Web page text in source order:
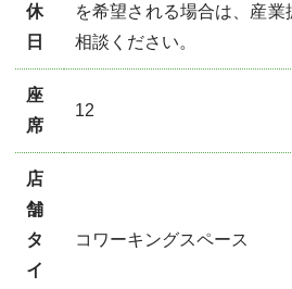
休
日
を希望される場合は、産
相談ください。
座
席
12
店
舗
タ
イ
コワーキングスペース